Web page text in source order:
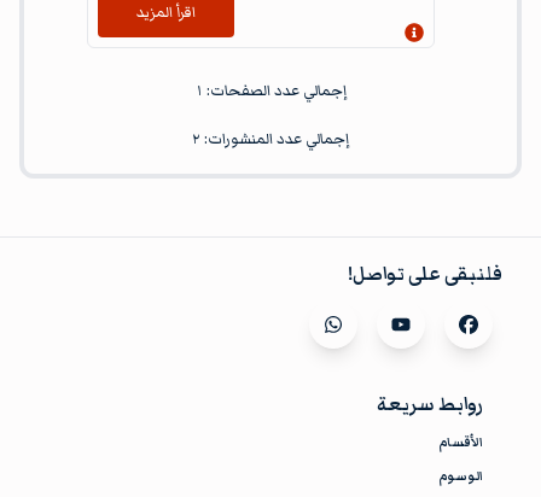
إظهار المعلومات
اقرأ المزيد
إجمالي عدد الصفحات: ١
إجمالي عدد المنشورات: ٢
فلنبقى على تواصل!
Visit ourfacebook
Visit our youtube
whatsapp
روابط سريعة
الأقسام
الوسوم